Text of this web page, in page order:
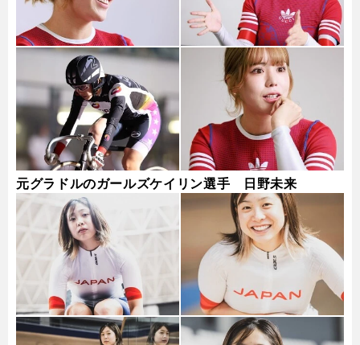
元グラドルのガールズケイリン選手 日野未来